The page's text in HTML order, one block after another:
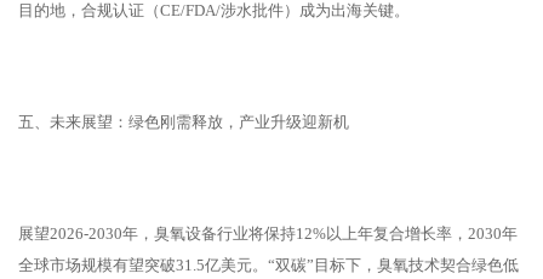
目的地，合规认证（CE/FDA/涉水批件）成为出海关键。
五、未来展望：绿色刚需释放，产业升级迎新机
展望2026-2030年，臭氧设备行业将保持12%以上年复合增长率，2030年
全球市场规模有望突破31.5亿美元。“双碳”目标下，臭氧技术契合绿色低